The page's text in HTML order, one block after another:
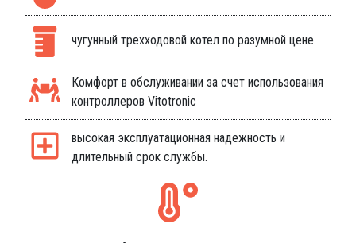
чугунный трехходовой котел по разумной цене.
Комфорт в обслуживании за счет использования
контроллеров Vitotronic
высокая эксплуатационная надежность и
длительный срок службы.